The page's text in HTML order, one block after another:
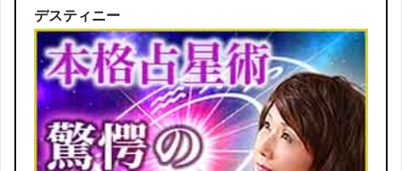
デスティニー